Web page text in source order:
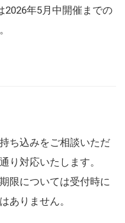
2026年5月中開催までの
ち込みをご相談いただ
り対応いたします。
限については受付時に
ありません。